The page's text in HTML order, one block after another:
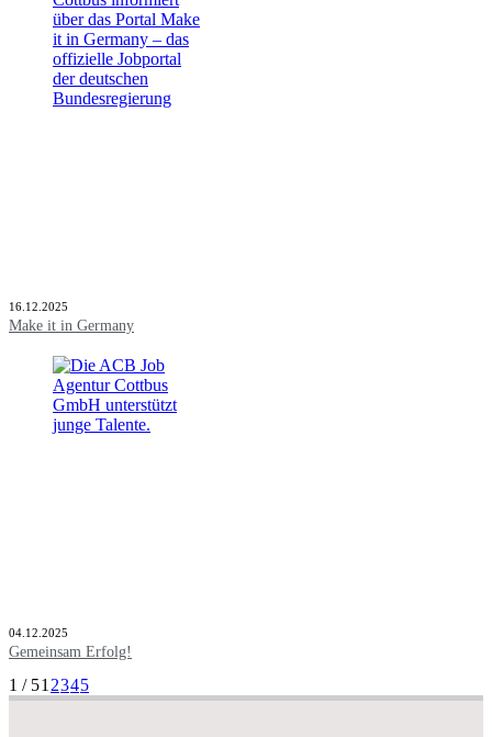
16.12.2025
Make it in Germany
04.12.2025
Gemeinsam Erfolg!
1 / 51 2345